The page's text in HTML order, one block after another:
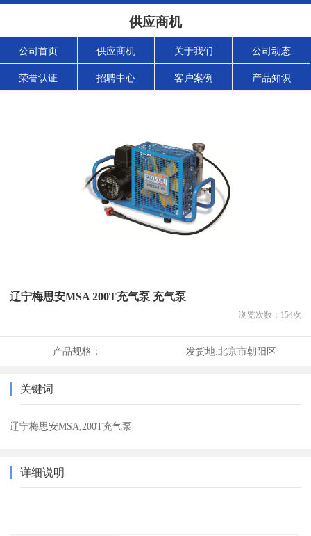
供应商机
公司首页 供应商机 关于我们 公司动态
荣誉认证 招聘中心 客户案例 产品知识
辽宁梅思安MSA 200T充气泵 充气泵
浏览次数： 154次
产品规格： 发货地:北京市朝阳区
关键词
辽宁梅思安MSA,200T充气泵
详细说明